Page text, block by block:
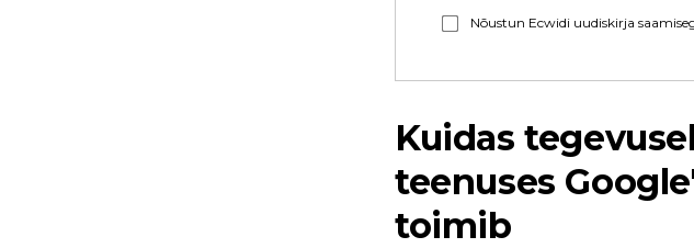
Nõustun Ecwidi uudiskirja
Kuidas
teenuses
toimib